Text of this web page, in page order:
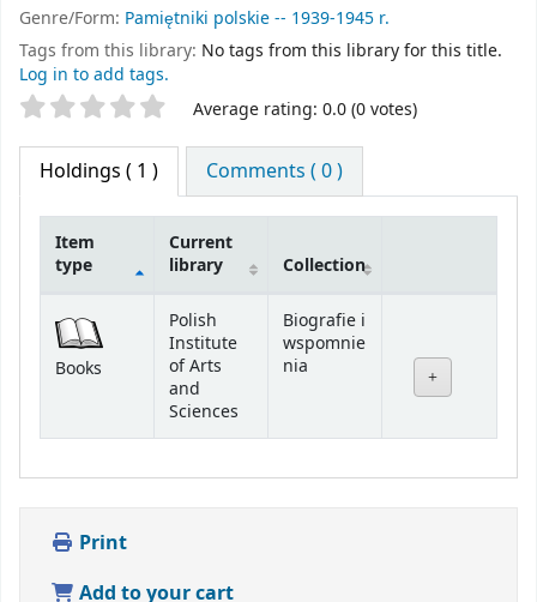
Genre/Form: Pamiętniki polskie -- 1939-1945 r.
Tags from this library: No tags from this library for this title.
Log in to add tags.
Star ratings Average rating: 0.0 (0 votes)
Holdings ( 1 ) Comments ( 0 )
Item
type
Current
library
Collection
Books
Polish
Institute
of Arts
and
Sciences
Biografie i
wspomnie
nia
Print
Add to your cart